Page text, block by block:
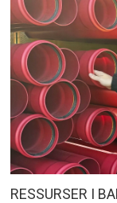
RESSURSER I